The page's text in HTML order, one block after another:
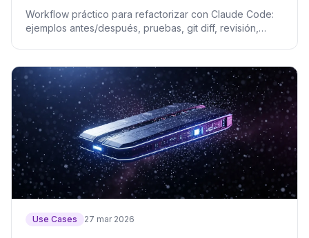
Workflow práctico para refactorizar con Claude Code:
ejemplos antes/después, pruebas, git diff, revisión,
Use Cases 27 mar 2026